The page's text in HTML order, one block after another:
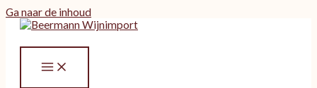
Ga naar de inhoud